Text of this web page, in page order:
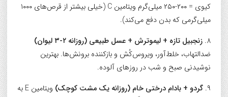
کیوی = ۲۰۰-۲۵۰ میلی‌گرم ویتامین C (خیلی بیشتر از قرص‌های ۱۰۰۰
میلی‌گرمی که بدن دفع می‌کند).
۸. زنجبیل تازه + لیموترش + عسل طبیعی (روزانه ۲-۳ لیوان)
ضدالتهاب، خلط‌آور، ویروس‌کُش و بازکننده برونش‌ها. بهترین
نوشیدنی صبح و شب در روزهای آلوده.
۹. گردو + بادام درختی خام (روزانه یک مشت کوچک)
ویتامین E به